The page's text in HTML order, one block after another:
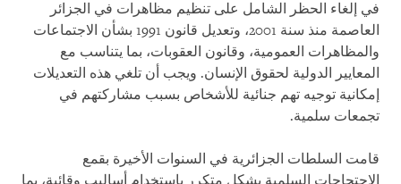
في إلغاء الحظر الشامل على تنظيم مظاهرات في الجزائر
العاصمة منذ سنة 2001، وتعديل قانون 1991 بشأن الاجتماعات
والمظاهرات العمومية، وقانون العقوبات، بما يتناسب مع
المعايير الدولية لحقوق الإنسان. ويجب أن تلغي هذه التعديلات
إمكانية توجيه تهم جنائية للأشخاص بسبب مشاركتهم في
تجمعات سلمية.
قامت السلطات الجزائرية في السنوات الأخيرة بقمع